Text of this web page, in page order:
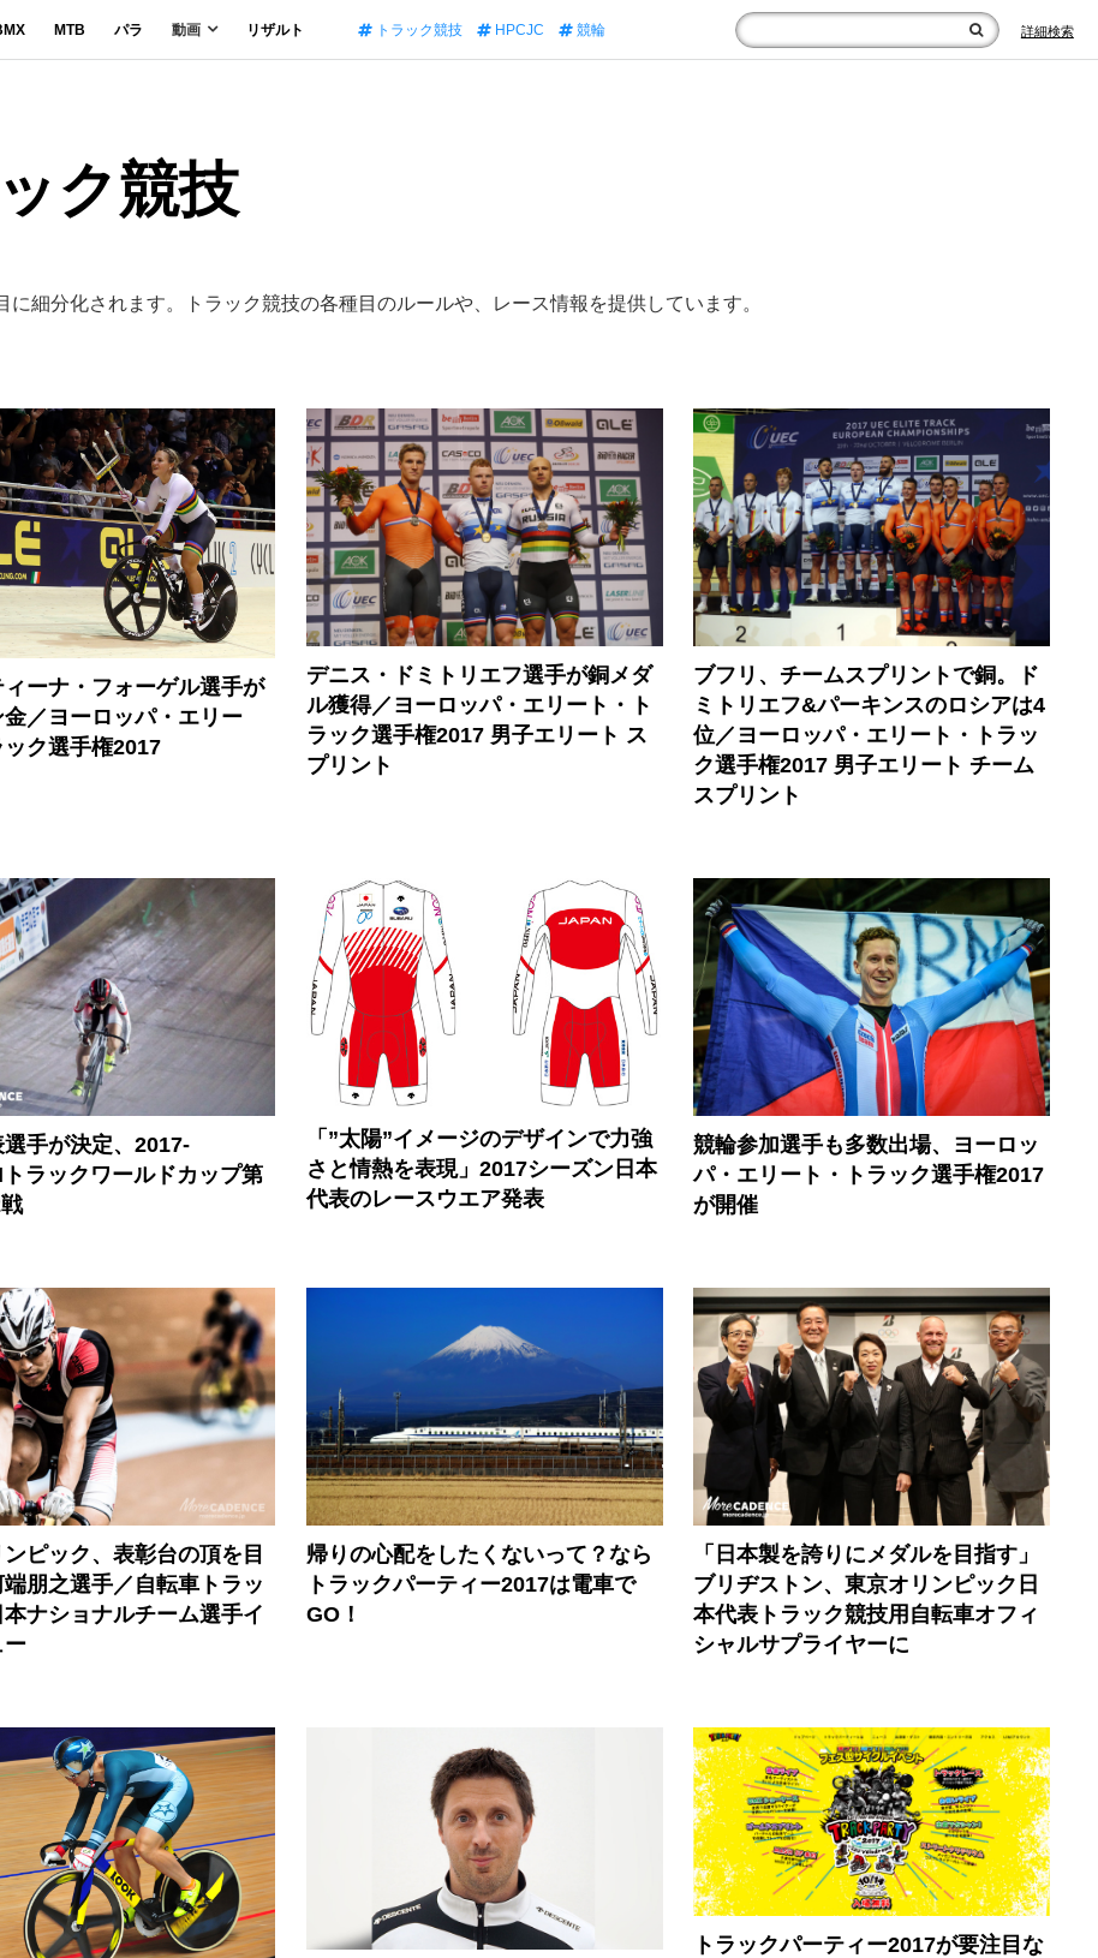
MTB パラ 動画 リザルト トラック競技 HPCJC 競輪 詳細検索
ク競技
細分化されます。トラック競技の各種目のルールや、レース情報を提供しています。
ィーナ・フォーゲル選手が
／ヨーロッパ・エリー
ック選手権2017
デニス・ドミトリエフ選手が銅メダ
ル獲得／ヨーロッパ・エリート・ト
ラック選手権2017 男子エリート ス
プリント
ブフリ、チームスプリントで銅。ド
ミトリエフ&パーキンスのロシアは4
位／ヨーロッパ・エリート・トラッ
ク選手権2017 男子エリート チーム
スプリント
選手が決定、2017-
ラックワールドカップ第
「”太陽”イメージのデザインで力強
さと情熱を表現」2017シーズン日本
代表のレースウエア発表
競輪参加選手も多数出場、ヨーロッ
パ・エリート・トラック選手権2017
が開催
ピック、表彰台の頂を目
朋之選手／自転車トラッ
ナショナルチーム選手イ
ー
帰りの心配をしたくないって？なら
トラックパーティー2017は電車で
GO！
「日本製を誇りにメダルを目指す」
ブリヂストン、東京オリンピック日
本代表トラック競技用自転車オフィ
シャルサプライヤーに
トラックパーティー2017が要注目な